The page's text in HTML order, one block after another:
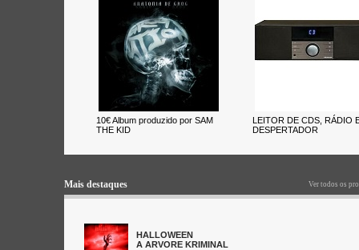
10€ Album produzido por SAM
THE KID
LEITOR DE CDS, RÁDIO
DESPERTADOR
Mais destaques Ver todos os
HALLOWEEN
A ARVORE KRIMINAL